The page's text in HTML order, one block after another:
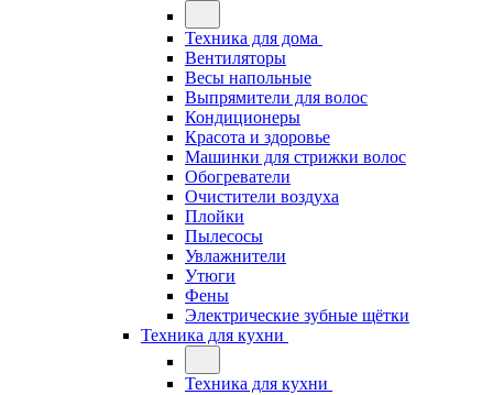
Техника для дома
Вентиляторы
Весы напольные
Выпрямители для волос
Кондиционеры
Красота и здоровье
Машинки для стрижки волос
Обогреватели
Очистители воздуха
Плойки
Пылесосы
Увлажнители
Утюги
Фены
Электрические зубные щётки
Техника для кухни
Техника для кухни